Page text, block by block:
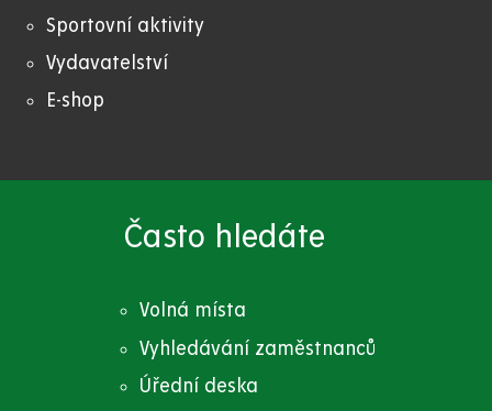
Sportovní aktivity
Vydavatelství
E-shop
Často hledáte
Volná místa
Vyhledávání zaměstnanců
Úřední deska